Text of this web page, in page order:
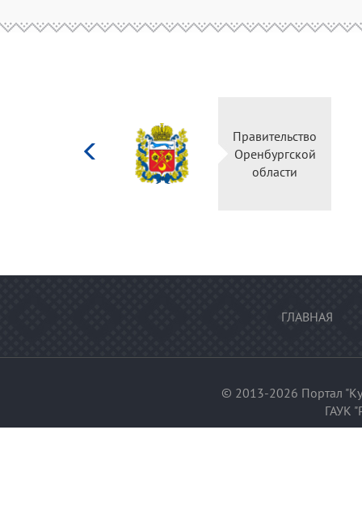
Министерство
культуры
Российской
ГЛАВНАЯ
© 2013-2026 Портал
ГАУК